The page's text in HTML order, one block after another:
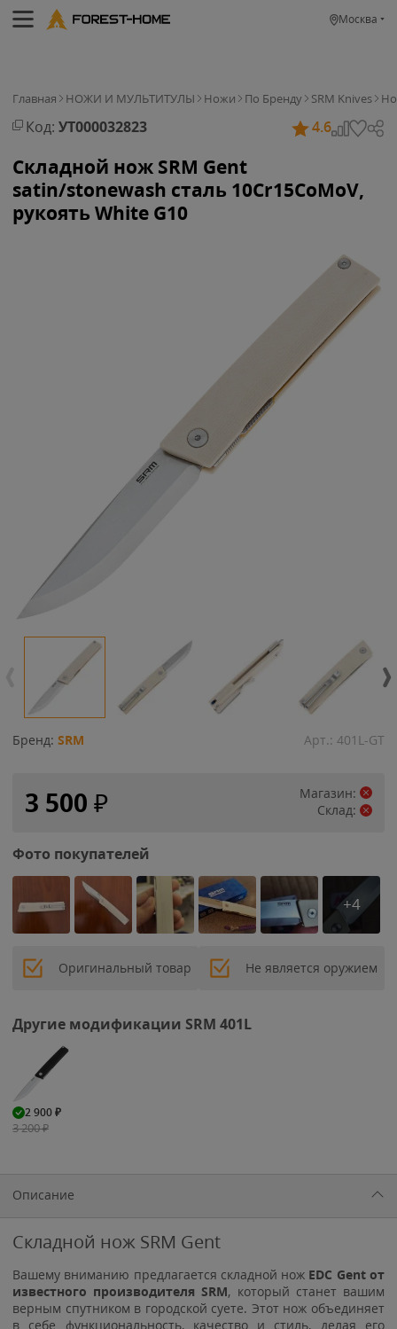
Москва
Главная НОЖИ И МУЛЬТИТУЛЫ Ножи По Бренду SRM Knives
Код: УТ000032823 4.6
Складной нож SRM Gent
satin/stonewash сталь 10Cr15CoMoV,
рукоять White G10
Бренд: SRM Арт.: 401L-GT
3 500 ₽
Магазин:
Склад:
Фото покупателей
+4
Оригинальный товар Не является оружием
Другие модификации SRM 401L
2 900₽
3 200₽
Описание
Складной нож SRM Gent
Вашему вниманию предлагается складной нож EDC Gent от
известного производителя SRM, который станет вашим
верным спутником в городской суете. Этот нож объединяет
в себе функциональность, качество и стиль, делая его